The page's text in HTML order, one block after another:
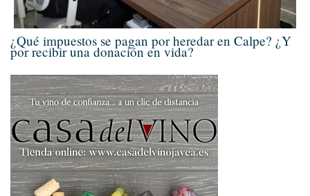
¿Qué impuestos se pagan por heredar en Calpe? ¿Y
por recibir una donación en vida?